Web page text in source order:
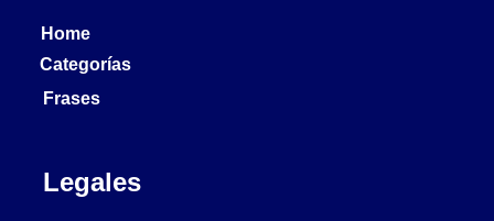
Home
Categorías
Frases
Legales